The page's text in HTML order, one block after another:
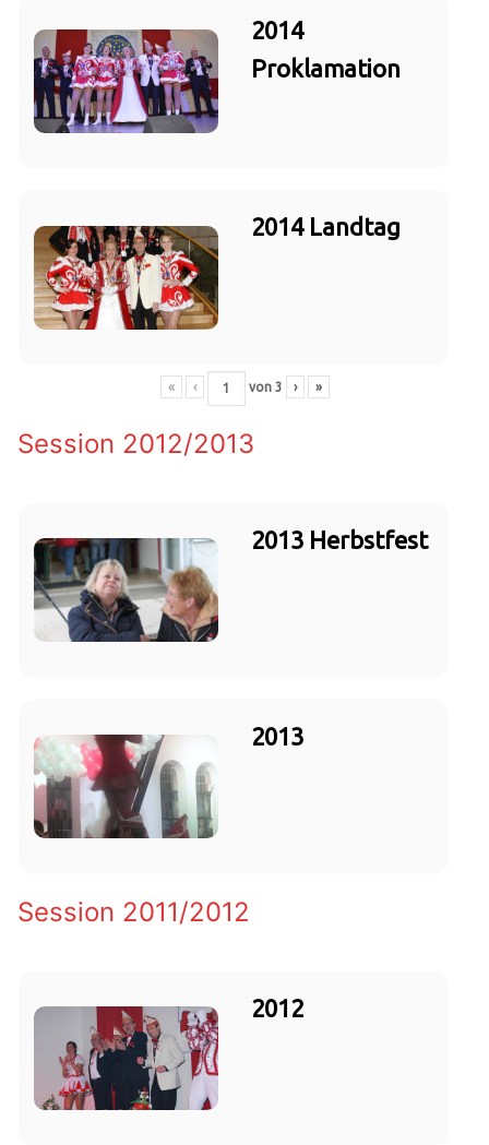
2014
Proklamation
2014 Landtag
« ‹ von 3 › »
Session 2012/2013
2013 Herbstfest
2013
Session 2011/2012
2012